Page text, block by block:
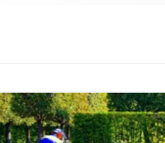
استثنائية.
للحديقة.
مريحًا للاستمتاع.